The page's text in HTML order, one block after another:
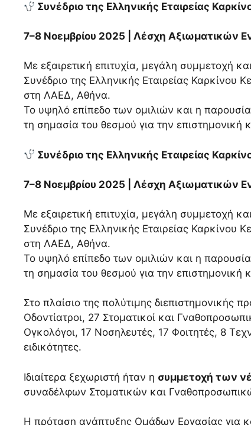
Συνέδριο της Ελληνικής Εταιρείας
7–8 Νοεμβρίου 2025 | Λέσχη Αξιωματικών
Με εξαιρετική επιτυχία, μεγάλη συμμετοχή
Συνέδριο της Ελληνικής Εταιρείας
στη ΛΑΕΔ, Αθήνα.
Το υψηλό επίπεδο των ομιλιών και η
τη σημασία του θεσμού για την επιστημονική
Συνέδριο της Ελληνικής Εταιρείας
7–8 Νοεμβρίου 2025 | Λέσχη Αξιωματικών
Με εξαιρετική επιτυχία, μεγάλη συμμετοχή
Συνέδριο της Ελληνικής Εταιρείας
στη ΛΑΕΔ, Αθήνα.
Το υψηλό επίπεδο των ομιλιών και η
τη σημασία του θεσμού για την επιστημονική
Στο πλαίσιο της πολύτιμης διεπιστημονικής
Οδοντίατροι, 27 Στοματικοί και
Ογκολόγοι, 17 Νοσηλευτές, 17 Φοιτητές, 8
ειδικότητες.
Ιδιαίτερα ξεχωριστή ήταν η συμμετοχή των
συναδέλφων Στοματικών και
Η πρόταση ανάπτυξης Ομάδων Εργασίας για